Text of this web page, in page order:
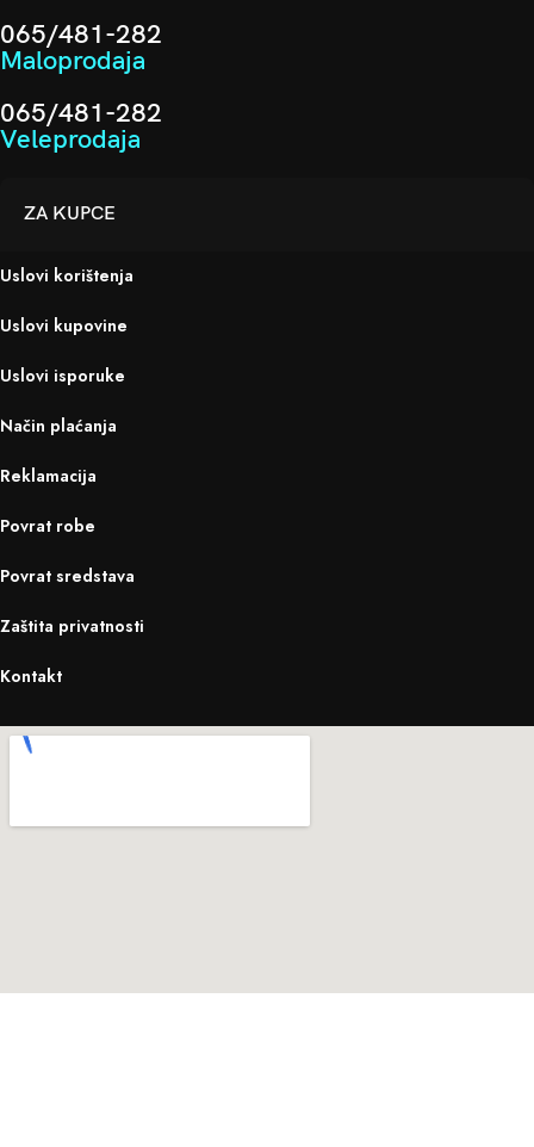
065/481-282
Maloprodaja
065/481-282
Veleprodaja
ZA KUPCE
Uslovi korištenja
Uslovi kupovine
Uslovi isporuke
Način plaćanja
Reklamacija
Povrat robe
Povrat sredstava
Zaštita privatnosti
Kontakt